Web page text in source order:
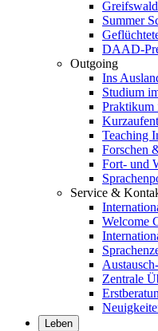
Summer
DAAD-
Outgoing
Ins
Studium
Praktikum
Teaching
Forschen
Fort- und
Service &
Welcome
Zentrale
Leben